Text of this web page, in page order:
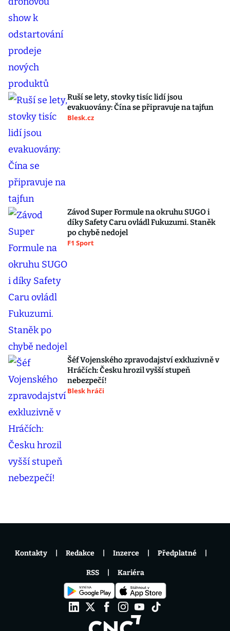
Ruší se lety, stovky tisíc lidí jsou
evakuovány: Čína se připravuje na tajfun
Blesk.cz
Závod Super Formule na okruhu SUGO i
díky Safety Caru ovládl Fukuzumi. Staněk
po chybě nedojel
F1 Sport
Šéf Vojenského zpravodajství exkluzivně v
Hráčích: Česku hrozil vyšší stupeň
nebezpečí!
Blesk hráči
Kontakty Redakce Inzerce Předplatné
RSS Kariéra